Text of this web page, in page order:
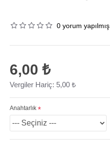
0 yorum yapılmış.
6,00 ₺
Vergiler Hariç: 5,00 ₺
Anahtarlık